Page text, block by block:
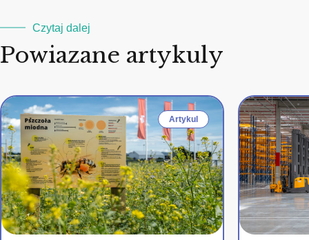
Czytaj dalej
Powiazane artykuly
Artykul